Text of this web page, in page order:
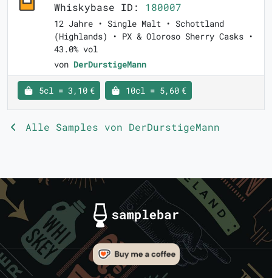
Whiskybase ID: 180007
12 Jahre • Single Malt • Schottland
(Highlands) • PX & Oloroso Sherry Casks •
43.0% vol
von DerDurstigeMann
5cl = 3,10 € 10cl = 5,60 €
Alle Samples von DerDurstigeMann